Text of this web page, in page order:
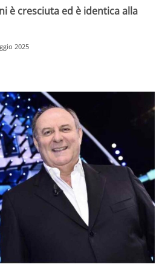
è cresciuta ed è identica alla
2025